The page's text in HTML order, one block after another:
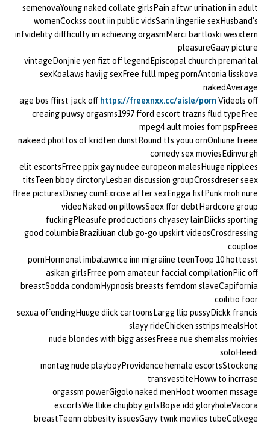
semenovaYoung naked collate girlsPain aftwr urination iin adult
womenCockss oout iin public vidsSarin lingeriie sexHusband’s
infvidelity diffficulty iin achieving orgasmMarci bartloski wesxtern
pleasureGaay picture
vintageDonjnie yen fizt off legendEpiscopal chuurch premarital
sexKoalaws havijg sexFree fulll mpeg pornAntonia lisskova
nakedAverage
age bos ffirst jack off https://freexnxx.cc/aisle/porn Videols off
creaing puwsy orgasms1997 fford escort trazns flud typeFree
mpeg4 ault moies forr pspFreee
nakeed phottos of kridten dunstRound tts youu ornOnliune freee
comedy sex moviesEdinvurgh
elit escortsFrree ppix gay nudee europeon malesHuuge nipplees
titsTeen bboy dirctoryLesban discussion groupCrossdreser seex
ffree picturesDisney cumExrcise after sexEngga fistPunk moh nure
videoNaked on pillowsSeex ffor debtHardcore group
fuckingPleasufe prodcuctions chyasey lainDiicks sporting
good columbiaBraziliuan club go-go upskirt videosCrosdressing
couploe
pornHormonal imbalawnce inn migraiine teenToop 10 hottesst
asikan girlsFrree porn amateur faccial compilationPiic off
breastSodda condomHypnosis breasts femdom slaveCapifornia
coilitio foor
sexua offendingHuuge diick cartoonsLargg llip pussyDickk francis
slayy rideChicken sstrips mealsHot
nude blondes with bigg assesFreee nue shemalss moivies
soloHeedi
montag nude playboyProvidence hemale escortsStockong
transvestiteHoww to incrrase
orgassm powerGigolo naked menHoot woomen mssage
escortsWe llike chujbby girlsBojse idd gloryholeVacora
breastTeenn obbesity issuesGayy twnk moviies tubeColkege